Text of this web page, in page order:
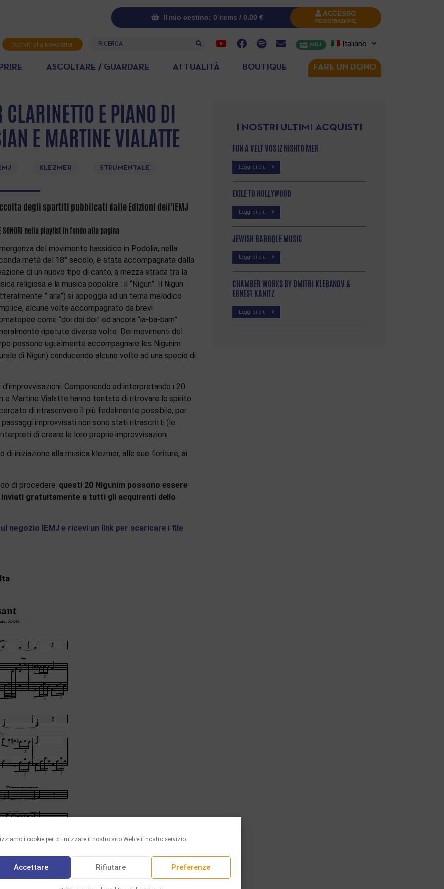
i cookie per ottimizzare il nostro sito Web e il nostro servizio.
Accettare Rifiutare Preferenze
Il mio cestino: 0 items / 0.00 € ACCESSO
REGISTRAZIONE
Iscriviti alla Newsletter Ricerca MRJ Italiano
ASCOLTARE / GUARDARE ATTUALITÀ BOUTIQUE FARE UN DONO
E PIANO DI
E MARTINE VIALATTE
KLEZMER STRUMENTALE
degli spartiti pubblicati dalle Edizioni dell'IEMJ
SONORI nella playlist in fondo alla pagina
del movimento hassidico in Podolia, nella
metà del 18° secolo, è stata accompagnata dalla
di un nuovo tipo di canto, a mezza strada tra la
religiosa e la musica popolare : il “Nigun”. Il Nigun
” aria”) si appoggia ad un tema melodico
alcune volte accompagnato da brevi
come “doi doi doi” od ancora “ia-ba-bam”
ripetute diverse volte. Dei movimenti del
possono ugualmente accompagnare les Nigunim
di Nigun) conducendo alcune volte ad una specie di
Componendo ed interpretando i 20
e Martine Vialatte hanno tentato di ritrovare lo spirito
di ritrascrivere il più fedelmente possibile, per
improvvisati non sono stati ritrascritti (le
di creare le loro proprie improvvisazioni.
iniziazione alla musica klezmer, alle sue fioriture, ai
di procedere, questi 20 Nigunim possono essere
gratuitamente a tutti gli acquirenti dello
negozio IEMJ e ricevi un link per scaricare i file
I NOSTRI ULTIMI ACQUISTI
FUN A VELT VOS IZ NISHTO MER
Leggi di più
EXILE TO HOLLYWOOD
Leggi di più
JEWISH BAROQUE MUSIC
Leggi di più
CHAMBER WORKS BY DMITRI KLEBANOV &
ERNEST KANITZ
Leggi di più